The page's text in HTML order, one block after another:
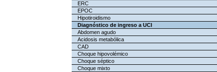
ERC
EPOC
Hipotiroidismo
Diagnóstico de ingreso a UCI
Abdomen agudo
Acidosis metabólica
CAD
Choque hipovolémico
Choque séptico
Choque mixto